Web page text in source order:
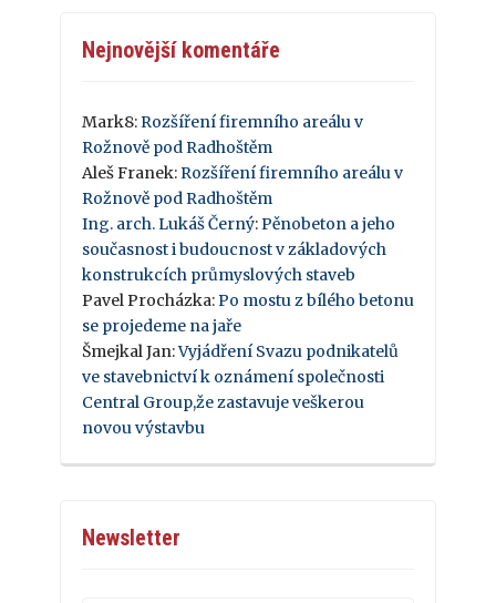
Nejnovější komentáře
Mark8:Rozšíření firemního areálu v
Rožnově pod Radhoštěm
Aleš Franek:Rozšíření firemního areálu v
Rožnově pod Radhoštěm
Ing. arch. Lukáš Černý:Pěnobeton a jeho
současnost i budoucnost v základových
konstrukcích průmyslových staveb
Pavel Procházka:Po mostu z bílého betonu
se projedeme na jaře
Šmejkal Jan:Vyjádření Svazu podnikatelů
ve stavebnictví k oznámení společnosti
Central Group,že zastavuje veškerou
novou výstavbu
Newsletter